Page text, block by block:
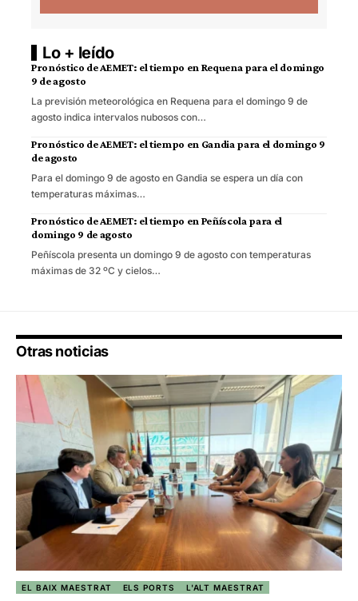
Lo + leído
Pronóstico de AEMET: el tiempo en Requena para el domingo
9 de agosto
La previsión meteorológica en Requena para el domingo 9 de
agosto indica intervalos nubosos con…
Pronóstico de AEMET: el tiempo en Gandia para el domingo 9
de agosto
Para el domingo 9 de agosto en Gandia se espera un día con
temperaturas máximas…
Pronóstico de AEMET: el tiempo en Peñíscola para el
domingo 9 de agosto
Peñíscola presenta un domingo 9 de agosto con temperaturas
máximas de 32 ºC y cielos…
Otras noticias
EL BAIX MAESTRAT ELS PORTS L'ALT MAESTRAT